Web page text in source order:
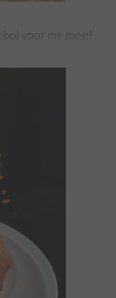
voor me mee!